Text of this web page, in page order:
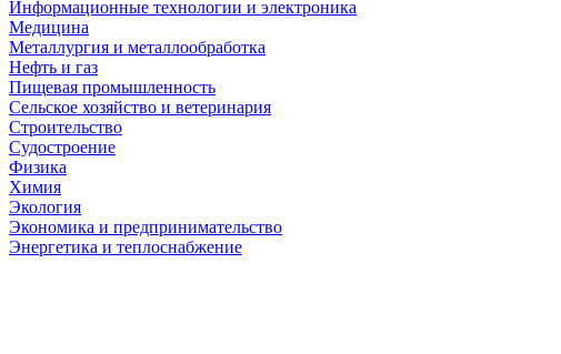
Информационные технологии и электроника
Медицина
Металлургия и металлообработка
Нефть и газ
Пищевая промышленность
Сельское хозяйство и ветеринария
Строительство
Судостроение
Физика
Химия
Экология
Экономика и предпринимательство
Энергетика и теплоснабжение